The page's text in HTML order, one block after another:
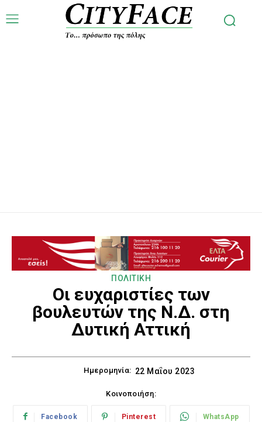
ΠΟΛΙΤΙΚΗ
Οι ευχαριστίες των
βουλευτών της Ν.Δ. στη
Δυτική Αττική
Ημερομηνία: 22 Μαΐου 2023
Κοινοποιήση:
Facebook Pinterest WhatsApp